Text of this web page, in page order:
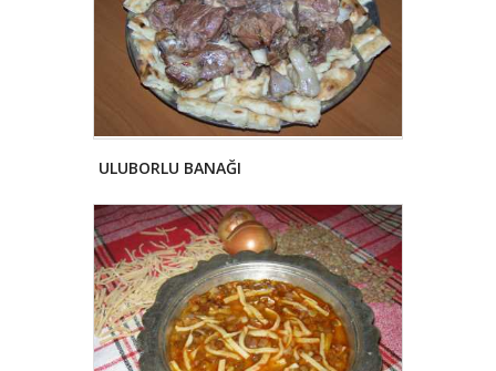
ULUBORLU BANAĞI